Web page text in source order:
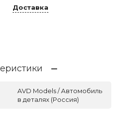
Доставка
AVD Models / Автомобиль
в деталях (Россия)